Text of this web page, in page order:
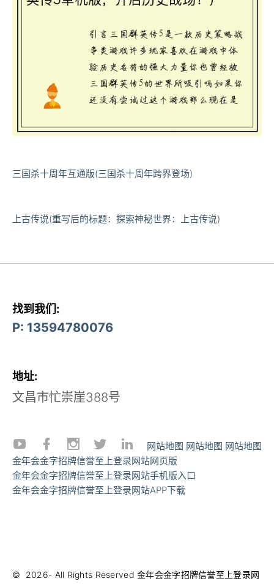
三国杀十周年互通版(三国杀十周年跨界登场)
上古传说(重写后的标题：探索神秘世界：上古传说)
找到我们:
P: 13594780076
地址:
文昌市忙崇崖388号
网站地图 网站地图 网站地图
金年会金字招牌信誉至上登录网站网页版
金年会金字招牌信誉至上登录网站手机版入口
金年会金字招牌信誉至上登录网站APP下载
© 2026- All Rights Reserved金年会金字招牌信誉至上登录网